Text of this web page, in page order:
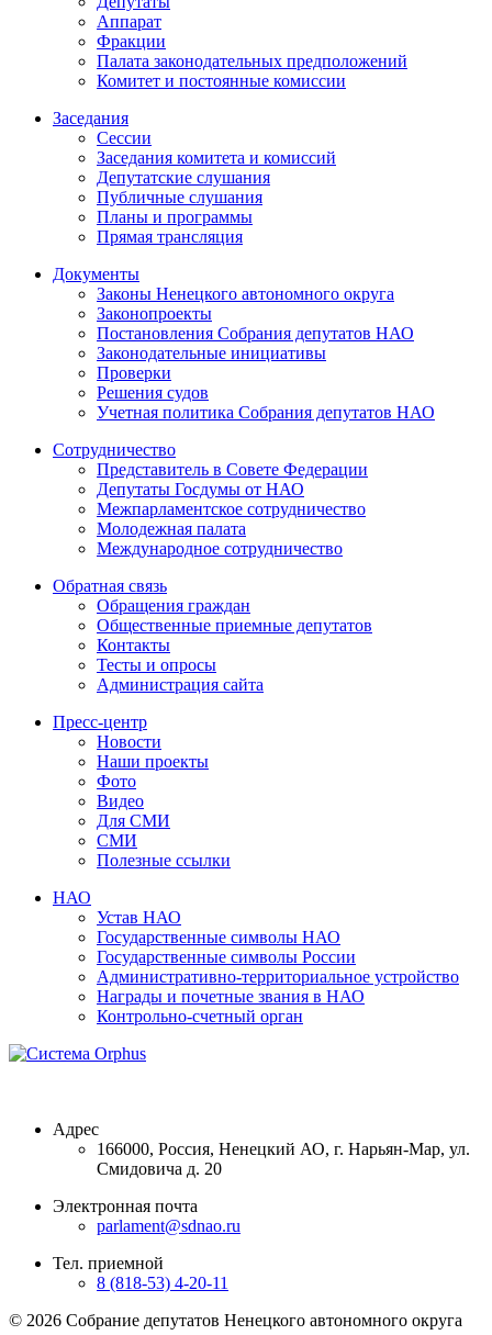
Аппарат
Фракции
Палата законодательных предположений
Комитет и постоянные комиссии
Заседания
Сессии
Заседания комитета и комиссий
Депутатские слушания
Публичные слушания
Планы и программы
Прямая трансляция
Документы
Законы Ненецкого автономного округа
Законопроекты
Постановления Собрания депутатов НАО
Законодательные инициативы
Проверки
Решения судов
Учетная политика Собрания депутатов НАО
Сотрудничество
Представитель в Совете Федерации
Депутаты Госдумы от НАО
Межпарламентское сотрудничество
Молодежная палата
Международное сотрудничество
Обратная cвязь
Обращения граждан
Общественные приемные депутатов
Контакты
Тесты и опросы
Администрация сайта
Пресс-центр
Новости
Наши проекты
Фото
Видео
Для СМИ
СМИ
Полезные ссылки
НАО
Устав НАО
Государственные символы НАО
Государственные символы России
Административно-территориальное устройство
Награды и почетные звания в НАО
Контрольно-счетный орган
Адрес
166000, Россия, Ненецкий АО, г. Нарьян-Мар, ул.
Смидовича д. 20
Электронная почта
parlament@sdnao.ru
Тел. приемной
8 (818-53) 4-20-11
© 2026 Собрание депутатов Ненецкого автономного округа